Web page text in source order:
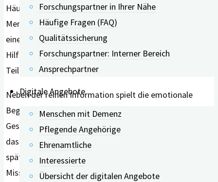
Forschungspartner in Ihrer Nähe
Häufige Fragen (FAQ)
Qualitätssicherung
Forschungspartner: Interner Bereich
Ansprechpartner
Digitale Angebote
Menschen mit Demenz
Pflegende Angehörige
Ehrenamtliche
Interessierte
Übersicht der digitalen Angebote
Häufigkeiten genutzt werden, wie etwa: „Von 100
Menschen mit einer MCI entwickeln etwa 15 innerhalb
eines Jahres eine Demenz“. In Kombination mit visuellen
Hilfsmitteln verbessert dies die Erinnerungsleistung der
Teilnehmenden signifikant.
Neben der reinen Information spielt die emotionale
Begleitung eine messbare Rolle für die psychische
Gesundheit. Ein empathischer Beziehungsaufbau sowie
das Zulassen von Emotionen können das Risiko für
spätere Depressionen und Ängste senken. Um
Missverständnisse zu vermeiden, empfiehlt die Studie